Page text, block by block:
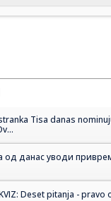
Tisa danas
од данас уводи
Deset pitanja - pravo